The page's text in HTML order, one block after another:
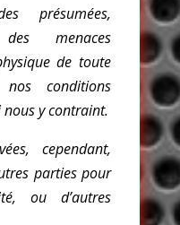
présumées,
menaces
de toute
conditions
y contraint.
cependant,
parties pour
ou d’autres